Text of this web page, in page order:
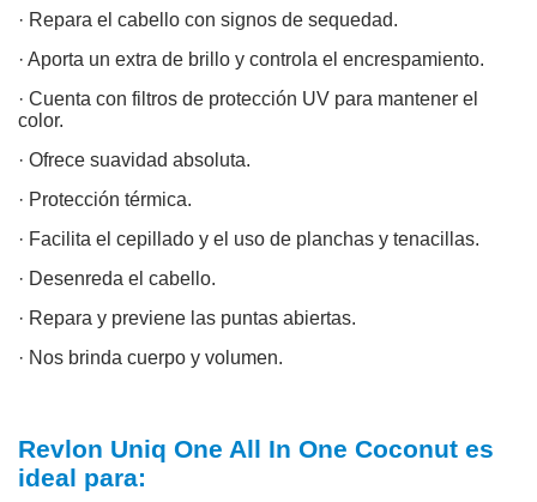
· Repara el cabello con signos de sequedad.
· Aporta un extra de brillo y controla el encrespamiento.
· Cuenta con filtros de protección UV para mantener el
color.
· Ofrece suavidad absoluta.
· Protección térmica.
· Facilita el cepillado y el uso de planchas y tenacillas.
· Desenreda el cabello.
· Repara y previene las puntas abiertas.
· Nos brinda cuerpo y volumen.
Revlon Uniq One All In One Coconut es
ideal para: